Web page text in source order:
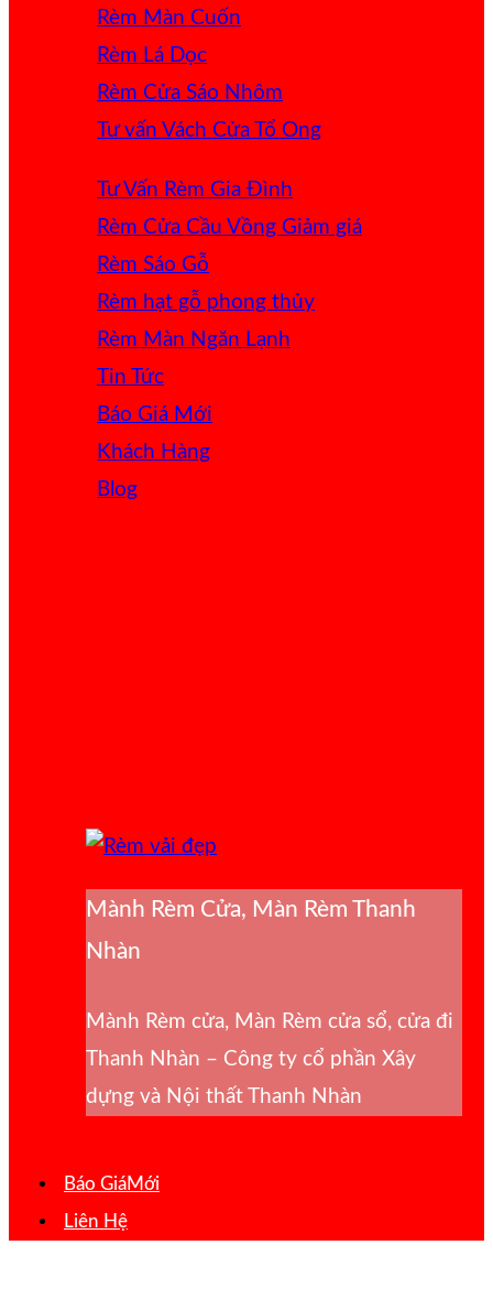
Rèm Màn Cuốn
Rèm Lá Dọc
Rèm Cửa Sáo Nhôm
Tư vấn Vách Cửa Tổ Ong
Tư Vấn Rèm Gia Đình
Rèm Cửa Cầu Vồng
Rèm Sáo Gỗ
Rèm hạt gỗ phong thủy
Rèm Màn Ngăn Lạnh
Tin Tức
Báo Giá
Khách Hàng
Blog
Mành Rèm Cửa, Màn Rèm Thanh
Nhàn
Mành Rèm cửa, Màn Rèm cửa sổ, cửa đi
Thanh Nhàn – Công ty cổ phần Xây
dựng và Nội thất Thanh Nhàn
Báo Giá
Liên Hệ